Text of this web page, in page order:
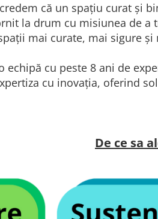
că un spațiu curat și
la drum cu misiunea de
mai curate, mai sigure
echipă cu peste 8 ani de
cu inovația, oferind
De ce sa